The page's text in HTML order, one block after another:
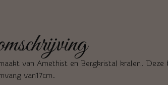
van Amethist en Bergkristal kralen. Deze
van17cm.